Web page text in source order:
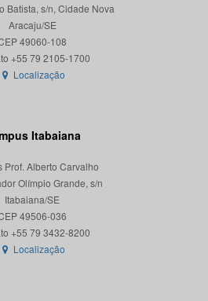
Batista, s/n, Cidade Nova
Aracaju/SE
49060-108
Localização
Itabaiana
Prof. Alberto Carvalho
Olímpio Grande, s/n
Itabaiana/SE
49506-036
Localização